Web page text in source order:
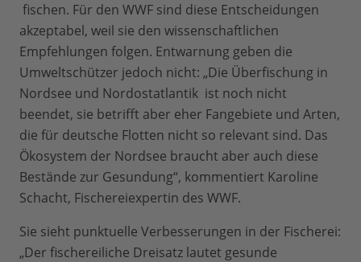
fischen. Für den WWF sind diese Entscheidungen
akzeptabel, weil sie den wissenschaftlichen
Empfehlungen folgen. Entwarnung geben die
Umweltschützer jedoch nicht: „Die Überfischung in
Nordsee und Nordostatlantik ist noch nicht
beendet, sie betrifft aber eher Fangebiete und Arten,
die für deutsche Flotten nicht so relevant sind. Das
Ökosystem der Nordsee braucht aber auch diese
Bestände zur Gesundung“, kommentiert Karoline
Schacht, Fischereiexpertin des WWF.
Sie sieht punktuelle Verbesserungen in der Fischerei:
„Der fischereiliche Dreisatz lautet gesunde